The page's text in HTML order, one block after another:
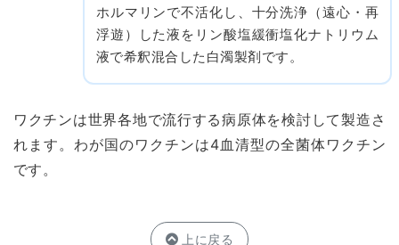
ホルマリンで不活化し、十分洗浄（遠心・再
浮遊）した液をリン酸塩緩衝塩化ナトリウム
液で希釈混合した白濁製剤です。
ワクチンは世界各地で流行する病原体を検討して製造さ
れます。わが国のワクチンは4血清型の全菌体ワクチン
です。
上に戻る